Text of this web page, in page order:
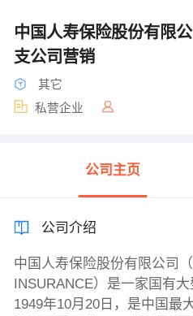
中国人寿保险股份有限
支公司营销
其它
私营企业
公司主页
公司介绍
中国人寿保险股份有限公司
INSURANCE）是一家国有
1949年10月20日，是中国最